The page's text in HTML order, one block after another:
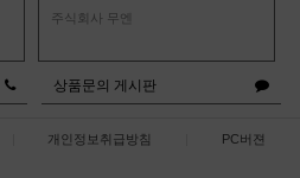
주식회사 무엔
상품문의 게시판
개인정보취급방침 PC버젼